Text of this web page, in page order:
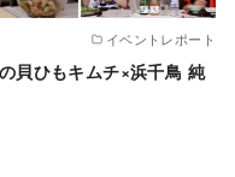
イベントレポート
貝ひもキムチ×浜千鳥 純